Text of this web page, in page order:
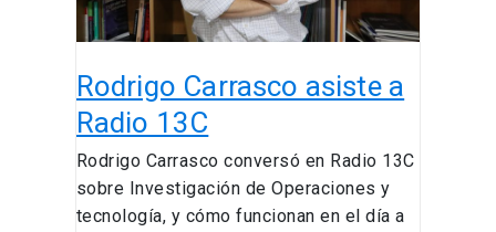
Rodrigo Carrasco asiste a
Radio 13C
Rodrigo Carrasco conversó en Radio 13C
sobre Investigación de Operaciones y
tecnología, y cómo funcionan en el día a